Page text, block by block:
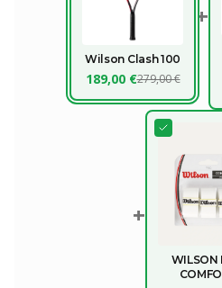
Wilson Clash 100
189,00 €279,00 €
+
+
WILSON